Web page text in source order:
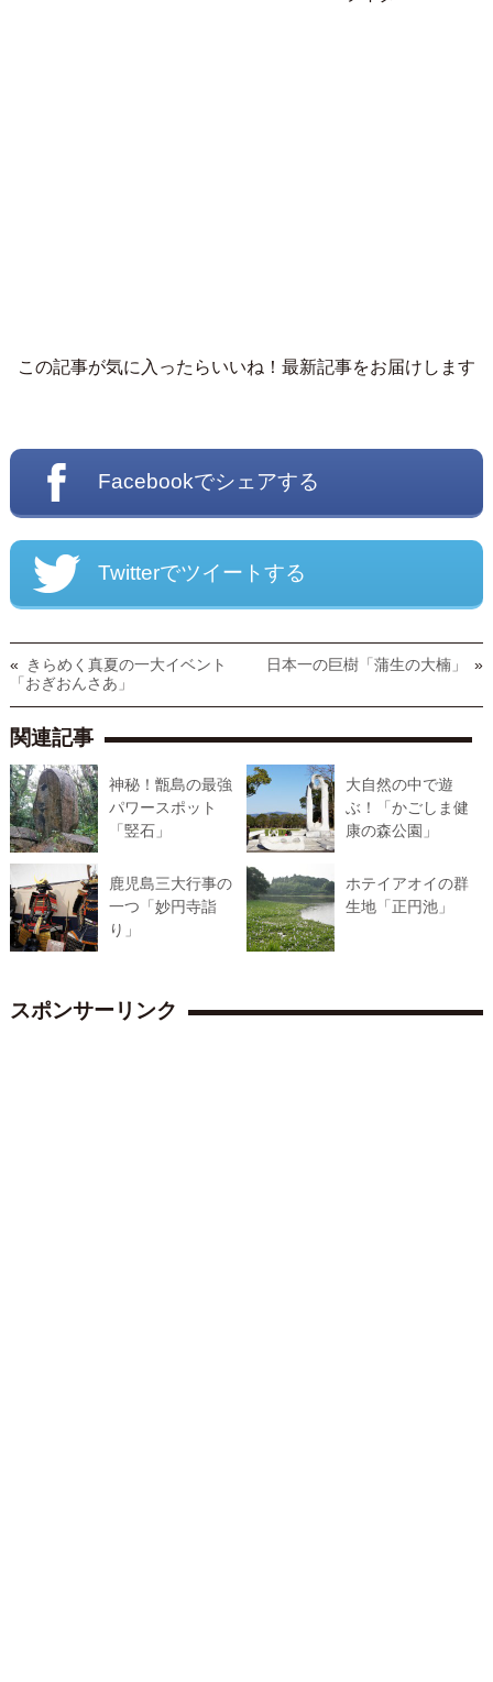
この記事が気に入ったらいいね！最新記事をお届けします
Facebookでシェアする
Twitterでツイートする
«
きらめく真夏の一大イベント
「おぎおんさあ」
»
日本一の巨樹「蒲生の大楠」
関連記事
神秘！甑島の最強
パワースポット
「竪石」
大自然の中で遊
ぶ！「かごしま健
康の森公園」
鹿児島三大行事の
一つ「妙円寺詣
り」
ホテイアオイの群
生地「正円池」
スポンサーリンク